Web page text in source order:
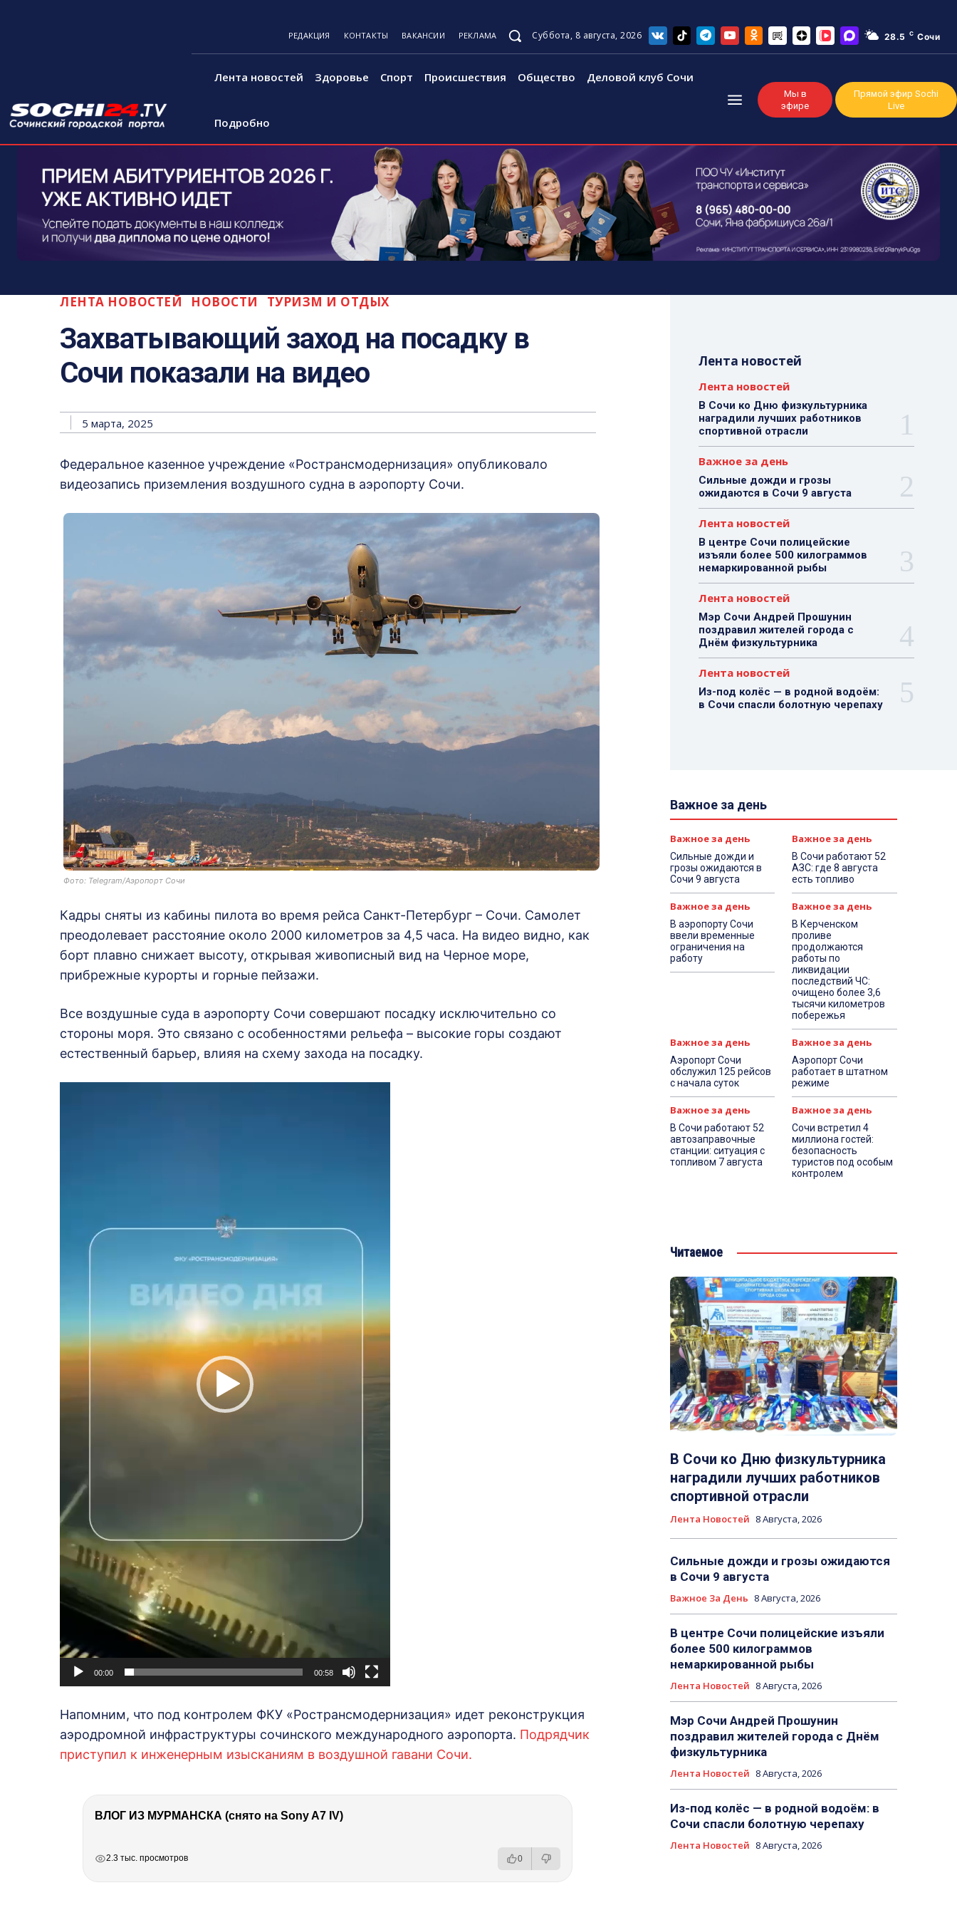
РЕДАКЦИЯ КОНТАКТЫ ВАКАНСИИ РЕКЛАМА Суббота, 8 августа, 2026 28.5 C Сочи
Лента новостей Здоровье Спорт Происшествия Общество Деловой клуб Сочи
Подробно
Мы в
эфире
Прямой эфир Sochi
Live
ЛЕНТА НОВОСТЕЙ НОВОСТИ ТУРИЗМ И ОТДЫХ
Захватывающий заход на посадку в
Сочи показали на видео
5 марта, 2025
Федеральное казенное учреждение «Ространсмодернизация» опубликовало
видеозапись приземления воздушного судна в аэропорту Сочи.
Фото: Telegram/Аэропорт Сочи
Кадры сняты из кабины пилота во время рейса Санкт-Петербург – Сочи. Самолет
преодолевает расстояние около 2000 километров за 4,5 часа. На видео видно, как
борт плавно снижает высоту, открывая живописный вид на Черное море,
прибрежные курорты и горные пейзажи.
Все воздушные суда в аэропорту Сочи совершают посадку исключительно со
стороны моря. Это связано с особенностями рельефа – высокие горы создают
естественный барьер, влияя на схему захода на посадку.
00:00 00:58
Напомним, что под контролем ФКУ «Ространсмодернизация» идет реконструкция
аэродромной инфраструктуры сочинского международного аэропорта. Подрядчик
приступил к инженерным изысканиям в воздушной гавани Сочи.
ВЛОГ ИЗ МУРМАНСКА (снято на Sony A7 IV)
2.3 тыс. просмотров 0
Лента новостей
Лента новостей
В Сочи ко Дню физкультурника
наградили лучших работников
спортивной отрасли
Важное за день
Сильные дожди и грозы
ожидаются в Сочи 9 августа
Лента новостей
В центре Сочи полицейские
изъяли более 500 килограммов
немаркированной рыбы
Лента новостей
Мэр Сочи Андрей Прошунин
поздравил жителей города с
Днём физкультурника
Лента новостей
Из-под колёс — в родной водоём:
в Сочи спасли болотную черепаху
Важное за день
Важное за день
Сильные дожди и
грозы ожидаются в
Сочи 9 августа
Важное за день
В Сочи работают 52
АЗС: где 8 августа
есть топливо
Важное за день
В аэропорту Сочи
ввели временные
ограничения на
работу
Важное за день
В Керченском
проливе
продолжаются
работы по
ликвидации
последствий ЧС:
очищено более 3,6
тысячи километров
побережья
Важное за день
Аэропорт Сочи
обслужил 125 рейсов
с начала суток
Важное за день
Аэропорт Сочи
работает в штатном
режиме
Важное за день
В Сочи работают 52
автозаправочные
станции: ситуация с
топливом 7 августа
Важное за день
Сочи встретил 4
миллиона гостей:
безопасность
туристов под особым
контролем
Читаемое
В Сочи ко Дню физкультурника
наградили лучших работников
спортивной отрасли
Лента Новостей 8 Августа, 2026
Сильные дожди и грозы ожидаются
в Сочи 9 августа
Важное За День 8 Августа, 2026
В центре Сочи полицейские изъяли
более 500 килограммов
немаркированной рыбы
Лента Новостей 8 Августа, 2026
Мэр Сочи Андрей Прошунин
поздравил жителей города с Днём
физкультурника
Лента Новостей 8 Августа, 2026
Из-под колёс — в родной водоём: в
Сочи спасли болотную черепаху
Лента Новостей 8 Августа, 2026